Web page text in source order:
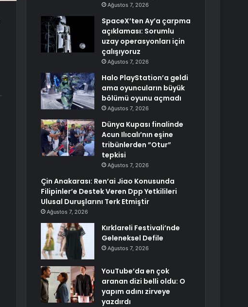
Ağustos 7, 2026
SpaceX’ten Ay’a çarpma
açıklaması: Sorumlu
uzay operasyonları için
çalışıyoruz
Ağustos 7, 2026
Halo PlayStation’a geldi
ama oyuncuların büyük
bölümü oyunu açmadı
Ağustos 7, 2026
Dünya Kupası finalinde
Acun Ilıcalı’nın eşine
tribünlerden ”Otur”
tepkisi
Ağustos 7, 2026
Çin Anakarası: Ren’ai Jiao Konusunda
Filipinler’e Destek Veren Dpp Yetkilileri
Ulusal Duruşlarını Terk Etmiştir
Ağustos 7, 2026
Kırklareli Festivali’nde
Geleneksel Defile
Ağustos 7, 2026
YouTube’da en çok
aranan dizi belli oldu: O
yapım adını zirveye
yazdırdı